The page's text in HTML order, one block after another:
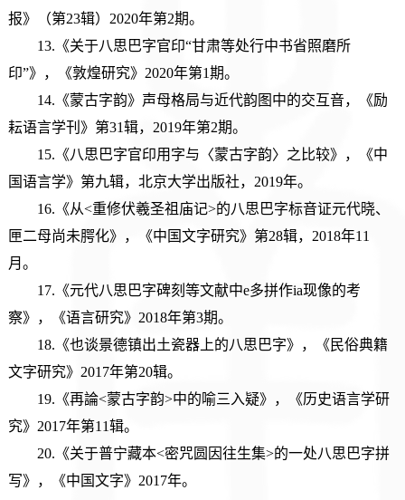
报》（第23辑）2020年第2期。
13.《关于八思巴字官印“甘肃等处行中书省照磨所
印”》，《敦煌研究》2020年第1期。
14.《蒙古字韵》声母格局与近代韵图中的交互音，《励
耘语言学刊》第31辑，2019年第2期。
15.《八思巴字官印用字与〈蒙古字韵〉之比较》，《中
国语言学》第九辑，北京大学出版社，2019年。
16.《从<重修伏羲圣祖庙记>的八思巴字标音证元代晓、
匣二母尚未腭化》，《中国文字研究》第28辑，2018年11
月。
17.《元代八思巴字碑刻等文献中e多拼作ia现像的考
察》，《语言研究》2018年第3期。
18.《也谈景德镇出土瓷器上的八思巴字》，《民俗典籍
文字研究》2017年第20辑。
19.《再論<蒙古字韵>中的喻三入疑》，《历史语言学研
究》2017年第11辑。
20.《关于普宁藏本<密咒圆因往生集>的一处八思巴字拼
写》，《中国文字》2017年。